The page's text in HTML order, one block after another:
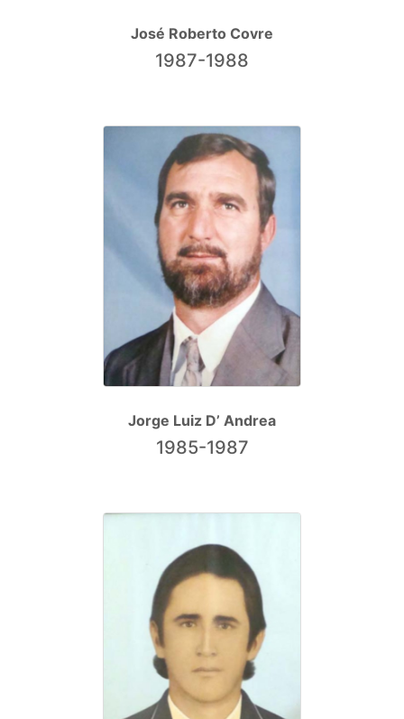
José Roberto Covre
1987-1988
Jorge Luiz D’ Andrea
1985-1987